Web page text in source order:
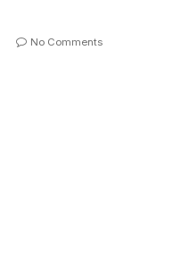
No Comments